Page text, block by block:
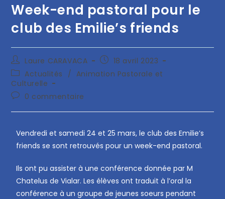
Week-end pastoral pour le
club des Emilie’s friends
Laure CARAVACA
18 avril 2023
Actualités
/ Animation Pastorale et
Culturelle
0 commentaire
Vendredi et samedi 24 et 25 mars, le club des Emilie’s
friends se sont retrouvés pour un week-end pastoral.
Ils ont pu assister à une conférence donnée par M
Chatelus de Vialar. Les élèves ont traduit à l’oral la
conférence à un groupe de jeunes soeurs pendant